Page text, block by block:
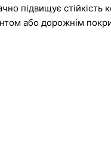
підвищує стійкість
або дорожнім